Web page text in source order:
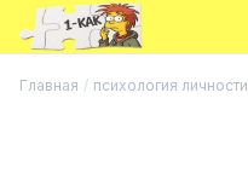
Главная / психология личности